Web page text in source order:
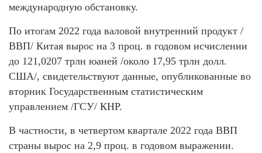
международную обстановку.
По итогам 2022 года валовой внутренний продукт /
ВВП/ Китая вырос на 3 проц. в годовом исчислении
до 121,0207 трлн юаней /около 17,95 трлн долл.
США/, свидетельствуют данные, опубликованные во
вторник Государственным статистическим
управлением /ГСУ/ КНР.
В частности, в четвертом квартале 2022 года ВВП
страны вырос на 2,9 проц. в годовом выражении.